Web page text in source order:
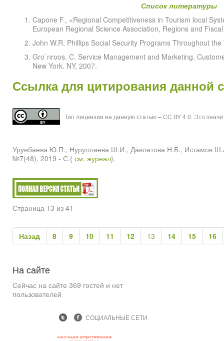
Список литературы
Capone F., «Regional Competitiveness in Tourism local
European Regional Science Association, Regions and
John W.R. Phillips Social Security Programs Throughout
Gro`nroos. C. Service Management and Marketing.
New York. NY, 2007.
Ссылка для цитирования данной
Тип лицензии на данную статью – CC BY 4.0. Это
Урунбаева Ю.П., Нуруллаева Ш.И., Давлатова Н.Б.,
№7(48), 2019 - С.{ см. журнал}.
Страница 13 из 41
Назад 8 9 10 11 12 13 14 15 16
На сайте
Сейчас на сайте 369 гостей и нет
пользователей
СОЦИАЛЬНЫЕ СЕТИ